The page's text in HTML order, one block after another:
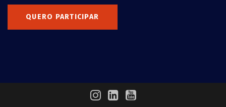
QUERO PARTICIPAR